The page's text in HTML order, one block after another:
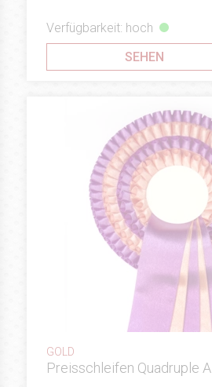
Verfügbarkeit: hoch
SEHEN
GOLD
Preisschleifen Quadruple A